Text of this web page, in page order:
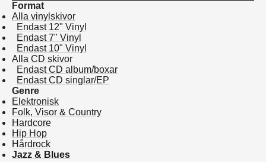
Format
Alla vinylskivor
Endast 12" Vinyl
Endast 7" Vinyl
Endast 10" Vinyl
Alla CD skivor
Endast CD album/boxar
Endast CD singlar/EP
Genre
Elektronisk
Folk, Visor & Country
Hardcore
Hip Hop
Hårdrock
Jazz & Blues